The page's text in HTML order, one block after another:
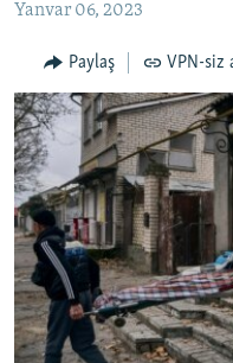
FƏRQƏ BAX
QANUNI DOĞRU
ARAŞDIRMA
MULTIMEDIA
VIDEO
FOTOQALEREYA
İNFOQRAFIKA
KARIKATURA
RADIO ARXIV
OXU ZALI
AZƏRBAYCAN ƏDƏBIYYATI
İSLAM VƏ DEMOKRATIYA
HAQQIMIZDA
MISSIYAMIZ
PEŞƏ ETIKASI VƏ
BIZI IZLƏ
Yanvar 06, 2023
Paylaş VPN-siz